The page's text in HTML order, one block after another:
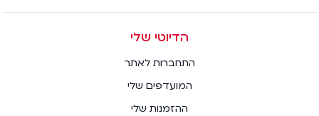
הדיוטי שלי
התחברות לאתר
המועדפים שלי
ההזמנות שלי